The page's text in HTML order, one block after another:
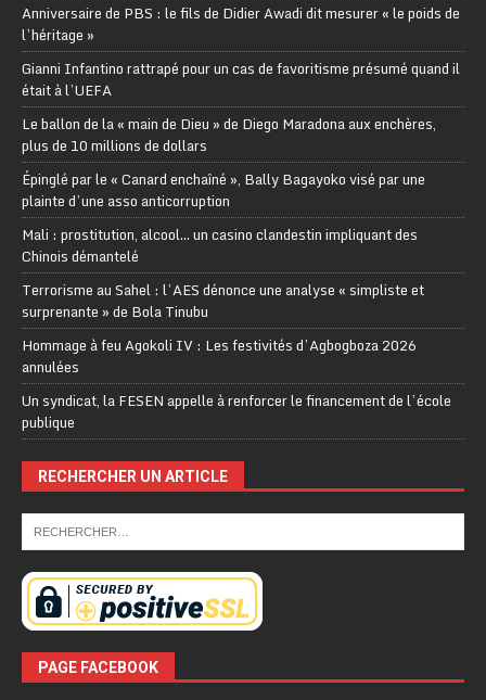
Anniversaire de PBS : le fils de Didier Awadi dit mesurer « le poids de
l’héritage »
Gianni Infantino rattrapé pour un cas de favoritisme présumé quand il
était à l’UEFA
Le ballon de la « main de Dieu » de Diego Maradona aux enchères,
plus de 10 millions de dollars
Épinglé par le « Canard enchaîné », Bally Bagayoko visé par une
plainte d’une asso anticorruption
Mali : prostitution, alcool… un casino clandestin impliquant des
Chinois démantelé
Terrorisme au Sahel : l’AES dénonce une analyse « simpliste et
surprenante » de Bola Tinubu
Hommage à feu Agokoli IV : Les festivités d’Agbogboza 2026
annulées
Un syndicat, la FESEN appelle à renforcer le financement de l’école
publique
RECHERCHER UN ARTICLE
PAGE FACEBOOK